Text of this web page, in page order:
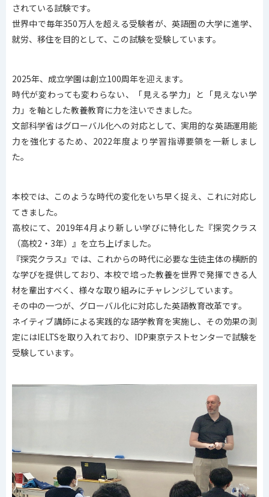
されている試験です。
世界中で毎年350万人を超える受験者が、英語圏の大学に進学、
就労、移住を目的として、この試験を受験しています。
2025年、成立学園は創立100周年を迎えます。
時代が変わっても変わらない、「見える学力」と「見えない学
力」を軸とした教養教育に力を注いできました。
文部科学省はグローバル化への対応として、実用的な英語運用能
力を強化するため、2022年度より学習指導要領を一新しまし
た。
本校では、このような時代の変化をいち早く捉え、これに対応し
てきました。
高校にて、2019年4月より新しい学びに特化した『探究クラス
（高校2・3年）』を立ち上げました。
『探究クラス』では、これからの時代に必要な生徒主体の横断的
な学びを提供しており、本校で培った教養を世界で発揮できる人
材を輩出すべく、様々な取り組みにチャレンジしています。
その中の一つが、グローバル化に対応した英語教育改革です。
ネイティブ講師による実践的な語学教育を実施し、その効果の測
定にはIELTSを取り入れており、IDP東京テストセンターで試験を
受験しています。